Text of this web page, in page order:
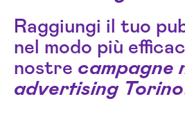
Raggiungi il tuo
nel modo più
nostre campagne
advertising Torino